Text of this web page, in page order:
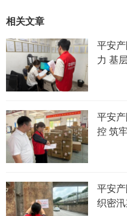
相关文章
平安
力 基
平安
控 筑
平安
织密